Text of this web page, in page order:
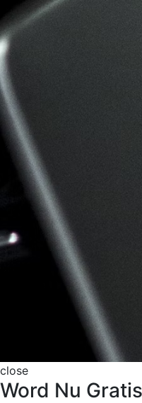
close
Word Nu